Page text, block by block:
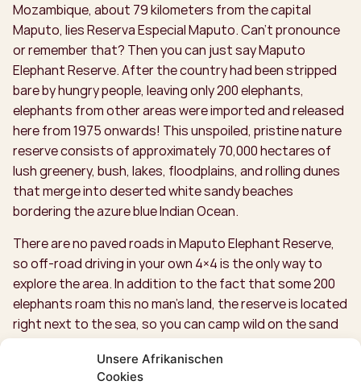
Unsere Afrikanischen
Cookies
Mozambique, about 79 kilometers from the capital
Maputo, lies Reserva Especial Maputo. Can't pronounce
or remember that? Then you can just say Maputo
Elephant Reserve. After the country had been stripped
bare by hungry people, leaving only 200 elephants,
elephants from other areas were imported and released
here from 1975 onwards! This unspoiled, pristine nature
reserve consists of approximately 70,000 hectares of
lush greenery, bush, lakes, floodplains, and rolling dunes
that merge into deserted white sandy beaches
bordering the azure blue Indian Ocean.
There are no paved roads in Maputo Elephant Reserve,
so off-road driving in your own 4×4 is the only way to
explore the area. In addition to the fact that some 200
elephants roam this no man's land, the reserve is located
right next to the sea, so you can camp wild on the sand
as the icing on the cake. Imagine: you unzip your tent to
the sound of the waves and see a four-legged giant